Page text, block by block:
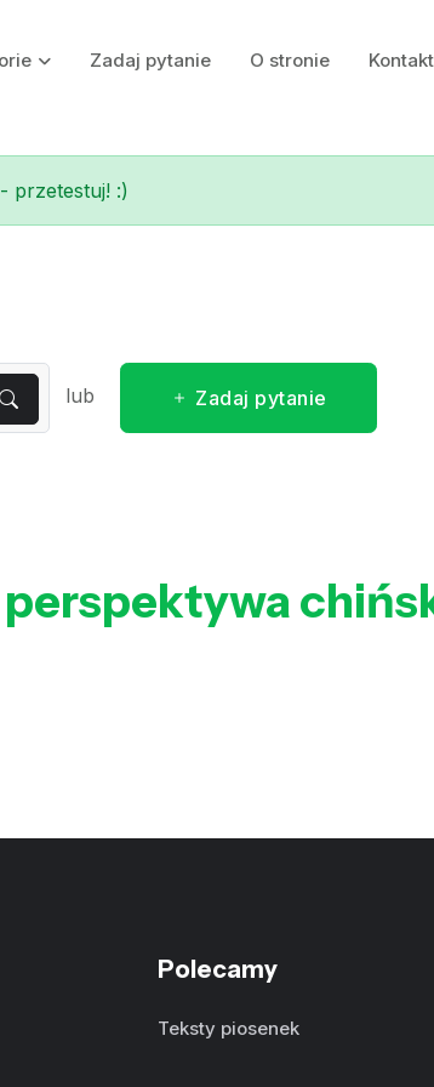
Zadaj pytanie O stronie Kontakt
przetestuj! :)
lub Zadaj pytanie
perspektywa
Polecamy
Teksty piosenek